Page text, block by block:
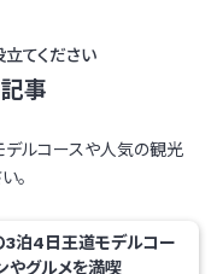
事
てください
ルコースや人気の観光
。
3泊4日王道モデルコー
やグルメを満喫